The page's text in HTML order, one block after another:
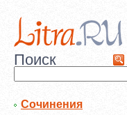
Поиск
Сочинения